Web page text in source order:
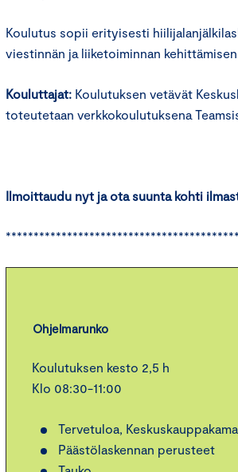
Koulutus sopii erityisesti
viestinnän ja liiketoiminnan
Kouluttajat: Koulutuksen vetävät
toteutetaan verkkokoulutuksena
Ilmoittaudu nyt ja ota suunta kohti
Ohjelmarunko
Koulutuksen kesto 2,5 h
Klo 08:30-11:00
Tervetuloa,
Päästölaskennan perusteet